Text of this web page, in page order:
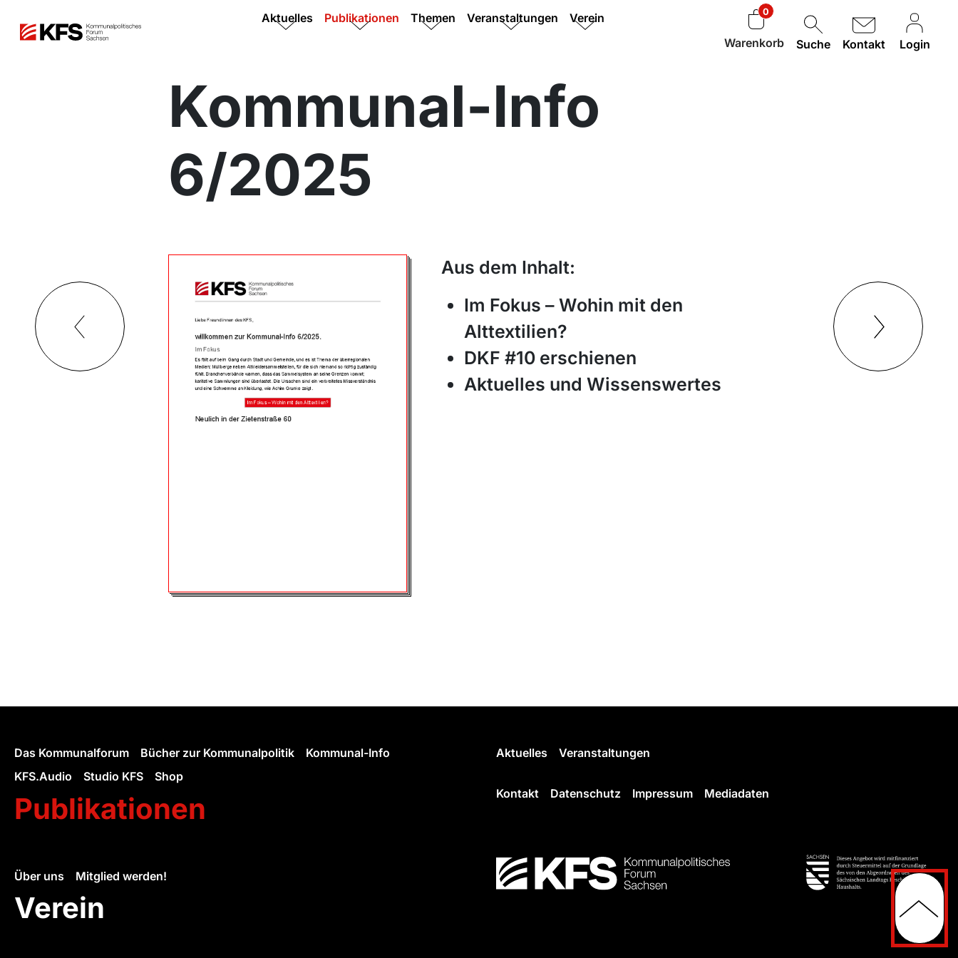
Aktuelles Publikationen Themen Veranstaltungen Verein 0
Warenkorb Suche Kontakt Login
Kommunal-Info
6/2025
Aus dem Inhalt:
Im Fokus – Wohin mit den
Alttextilien?
DKF #10 erschienen
Aktuelles und Wissenswertes
Das Kommunalforum Bücher zur Kommunalpolitik
Kommunal-Info
KFS.Audio
Studio KFS Shop
Publikationen
Über uns Mitglied werden!
Verein
Aktuelles Veranstaltungen
Kontakt Datenschutz Impressum Mediadaten